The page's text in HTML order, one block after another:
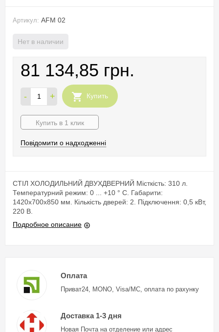
Артикул: AFM 02
Нет в наличии
81 134,85 грн.
- + Купить
Купить в 1 клик
Повідомити о надходженні
СТІЛ ХОЛОДИЛЬНИЙ ДВУХДВЕРНИЙ Місткість: 310 л.
Температурний режим: 0 ... +10 ° C. Габарити:
1420х700х850 мм. Кількість дверей: 2. Підключення: 0,5 кВт,
220 В.
Подробное описание
Оплата
Приват24, MONO, Visa/MC, оплата по рахунку
Доставка 1-3 дня
Новая Почта на отделение или адрес